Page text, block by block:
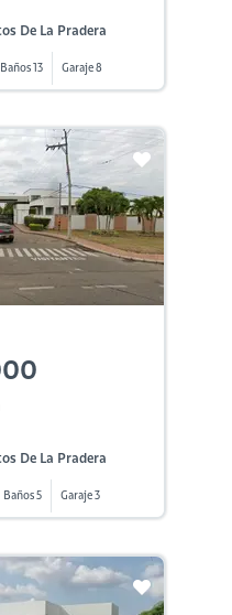
De La Pradera
Baños 13 Garaje 8
De La Pradera
Baños 5 Garaje 3